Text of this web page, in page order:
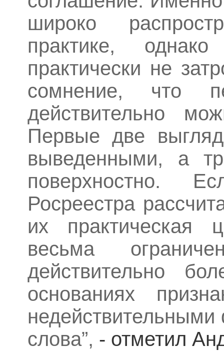
широко
практике,
практически не
сомнение, что
действительно
Первые две
выведенными, а
поверхностно.
Росреестра
их практическая
весьма
действительно
основаниях
недействительными
слова”, - отметил